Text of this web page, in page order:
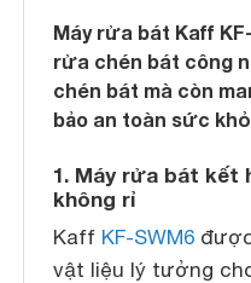
Máy rửa bát Kaff
rửa chén bát công
chén bát mà còn
bảo an toàn sức
1. Máy rửa bát kết
không rỉ
Kaff KF-SWM6
vật liệu lý tưởng